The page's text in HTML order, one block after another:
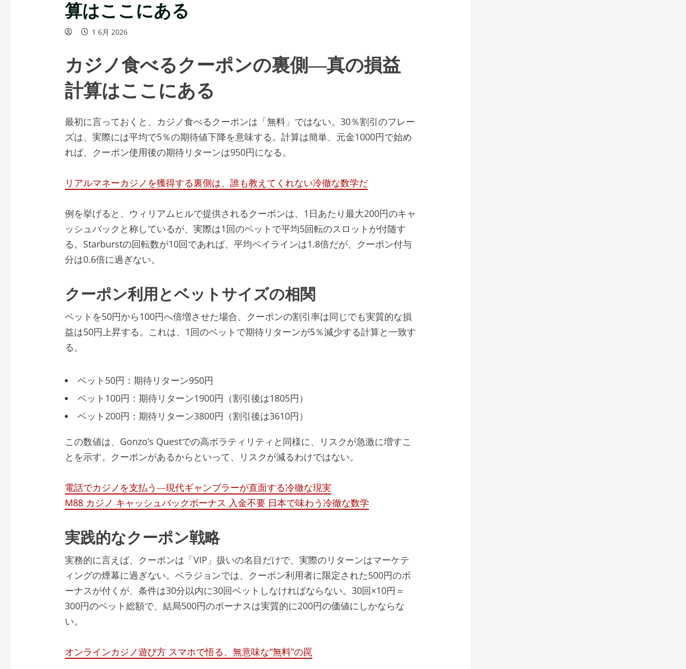
算はここにある
1 6月 2026
カジノ食べるクーポンの裏側―真の損益
計算はここにある
最初に言っておくと、カジノ食べるクーポンは「無料」ではない。30％割引のフレー
ズは、実際には平均で5％の期待値下降を意味する。計算は簡単、元金1000円で始め
れば、クーポン使用後の期待リターンは950円になる。
リアルマネーカジノを獲得する裏側は、誰も教えてくれない冷徹な数学だ
例を挙げると、ウィリアムヒルで提供されるクーポンは、1日あたり最大200円のキャ
ッシュバックと称しているが、実際は1回のベットで平均5回転のスロットが付随す
る。Starburstの回転数が10回であれば、平均ペイラインは1.8倍だが、クーポン付与
分は0.6倍に過ぎない。
クーポン利用とベットサイズの相関
ベットを50円から100円へ倍増させた場合、クーポンの割引率は同じでも実質的な損
益は50円上昇する。これは、1回のベットで期待リターンが5％減少する計算と一致す
る。
ベット50円：期待リターン950円
ベット100円：期待リターン1900円（割引後は1805円）
ベット200円：期待リターン3800円（割引後は3610円）
この数値は、Gonzo’s Questでの高ボラティリティと同様に、リスクが急激に増すこ
とを示す。クーポンがあるからといって、リスクが減るわけではない。
電話でカジノを支払う―現代ギャンブラーが直面する冷徹な現実
M88 カジノ キャッシュバックボーナス 入金不要 日本で味わう冷徹な数学
実践的なクーポン戦略
実務的に言えば、クーポンは「VIP」扱いの名目だけで、実際のリターンはマーケテ
ィングの煙幕に過ぎない。ベラジョンでは、クーポン利用者に限定された500円のボ
ーナスが付くが、条件は30分以内に30回ベットしなければならない。30回×10円＝
300円のベット総額で、結局500円のボーナスは実質的に200円の価値にしかならな
い。
オンラインカジノ遊び方 スマホで悟る、無意味な“無料”の罠